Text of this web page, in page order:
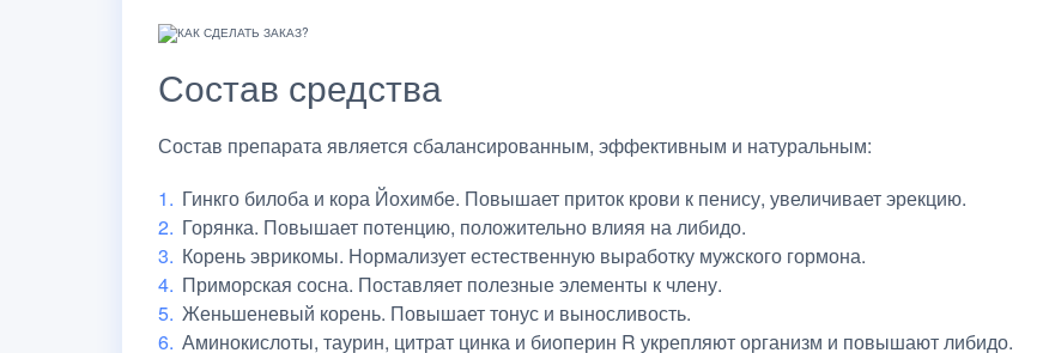
Состав средства
Состав препарата является сбалансированным, эффективным и натуральным:
Гинкго билоба и кора Йохимбе. Повышает приток крови к пенису, увеличивает эрекцию.
Горянка. Повышает потенцию, положительно влияя на либидо.
Корень эврикомы. Нормализует естественную выработку мужского гормона.
Приморская сосна. Поставляет полезные элементы к члену.
Женьшеневый корень. Повышает тонус и выносливость.
Аминокислоты, таурин, цитрат цинка и биоперин R укрепляют организм и повышают либидо.